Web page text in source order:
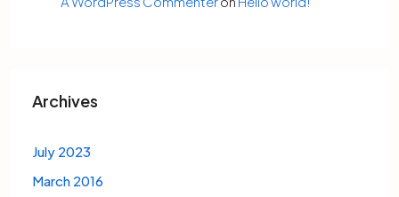
Archives
July 2023
March 2016